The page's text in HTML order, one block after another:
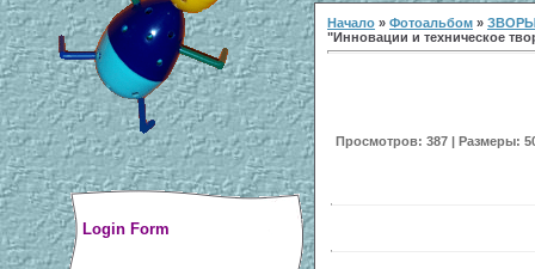
Login Form
Начало » Фотоальбом »
"Инновации и техническое
Просмотров: 387 | Размеры: